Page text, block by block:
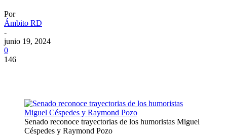
Por
Ámbito RD
-
junio 19, 2024
0
146
Senado reconoce trayectorias de los humoristas Miguel
Céspedes y Raymond Pozo